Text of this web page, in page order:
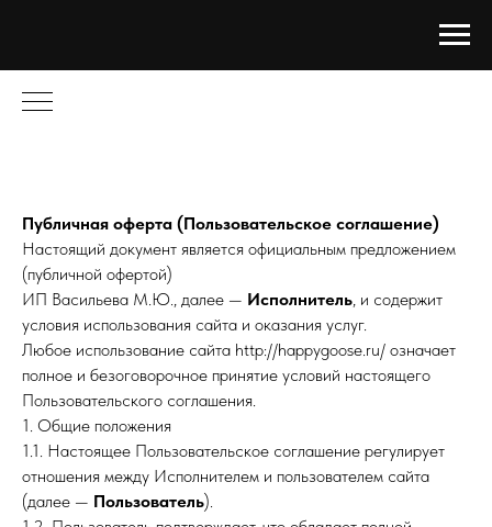
Публичная оферта (Пользовательское соглашение)
Настоящий документ является официальным предложением
(публичной офертой)
ИП Васильева М.Ю., далее — Исполнитель, и содержит
условия использования сайта и оказания услуг.
Любое использование сайта http://happygoose.ru/ означает
полное и безоговорочное принятие условий настоящего
Пользовательского соглашения.
1. Общие положения
1.1. Настоящее Пользовательское соглашение регулирует
отношения между Исполнителем и пользователем сайта
(далее — Пользователь).